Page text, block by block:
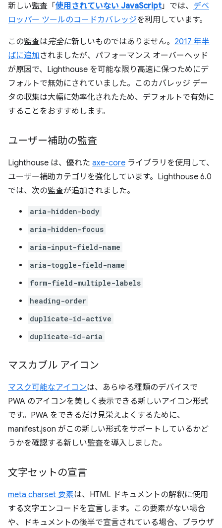
新しい監査「使用されていない JavaScript」では、 デベ
ロッパー ツールのコードカバレッジを利用しています。
この監査は完全に新しいものではありません。 2017 年半
ばに追加されましたが、パフォーマンス オーバーヘッド
が原因で、Lighthouse を可能な限り高速に保つためにデ
フォルトで無効にされていました。このカバレッジ デー
タの収集は大幅に効率化されたため、デフォルトで有効に
することをおすすめします。
ユーザー補助の監査
Lighthouse は、優れた axe-core ライブラリを使用して、
ユーザー補助カテゴリを強化しています。Lighthouse 6.0
では、次の監査が追加されました。
aria-hidden-body
aria-hidden-focus
aria-input-field-name
aria-toggle-field-name
form-field-multiple-labels
heading-order
duplicate-id-active
duplicate-id-aria
マスカブル アイコン
マスク可能なアイコンは、あらゆる種類のデバイスで
PWA のアイコンを美しく表示できる新しいアイコン形式
です。PWA をできるだけ見栄えよくするために、
manifest.json がこの新しい形式をサポートしているかど
うかを確認する新しい監査を導入しました。
文字セットの宣言
meta charset 要素は、HTML ドキュメントの解釈に使用
する文字エンコードを宣言します。この要素がない場合
や、ドキュメントの後半で宣言されている場合、ブラウザ